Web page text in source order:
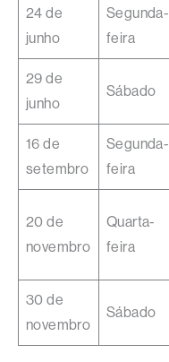
24 de
junho
Segunda-
feira
29 de
junho
Sábado
16 de
setembro
Segunda-
feira
20 de
novembro
Quarta-
feira
30 de
novembro
Sábado